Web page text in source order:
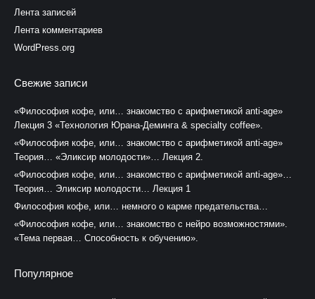
Лента записей
Лента комментариев
WordPress.org
Свежие записи
«Философия кофе, или… знакомство с арифметикой anti-age»
Лекция 3 «Технология Юрана-Деминга & specialty coffee».
«Философия кофе, или… знакомство с арифметикой anti-age»
Теория… «Эликсир молодости»… Лекция 2.
«Философия кофе, или… знакомство с арифметикой anti-age»…
Теория… Эликсир молодости… Лекция 1
Философия кофе, или… немного о карме предательства…
«Философия кофе, или… знакомство с нейро возможностями».
«Тема первая… Способность к обучению».
Популярное